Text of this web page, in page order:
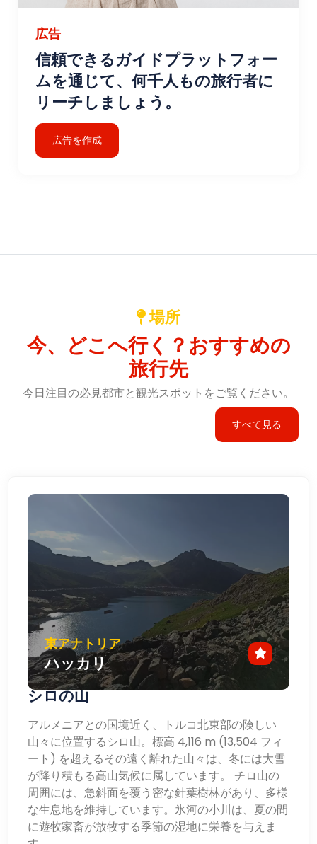
広告
信頼できるガイドプラットフォー
ムを通じて、何千人もの旅行者に
リーチしましょう。
広告を作成
場所
今、どこへ行く？おすすめの
旅行先
今日注目の必見都市と観光スポットをご覧ください。
すべて見る
東アナトリア
ハッカリ
シロの山
アルメニアとの国境近く、トルコ北東部の険しい
山々に位置するシロ山。標高 4,116 m (13,504 フィ
ート) を超えるその遠く離れた山々は、冬には大雪
が降り積もる高山気候に属しています。 チロ山の
周囲には、急斜面を覆う密な針葉樹林があり、多様
な生息地を維持しています。氷河の小川は、夏の間
に遊牧家畜が放牧する季節の湿地に栄養を与えま